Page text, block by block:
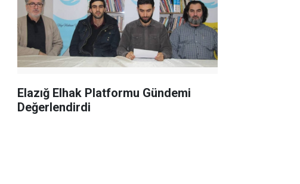
Elazığ Elhak Platformu Gündemi
Değerlendirdi